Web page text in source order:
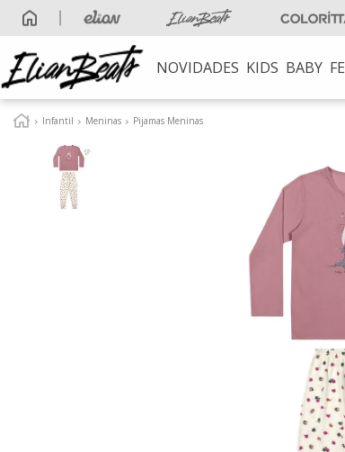
NOVIDADES KIDS BABY
Infantil Meninas Pijamas Meninas
4º
10 º